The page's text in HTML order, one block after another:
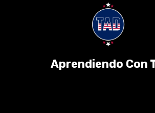
Aprendiendo Con